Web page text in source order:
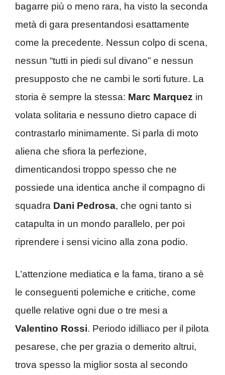
bagarre più o meno rara, ha visto la seconda
metà di gara presentandosi esattamente
come la precedente. Nessun colpo di scena,
nessun “tutti in piedi sul divano” e nessun
presupposto che ne cambi le sorti future. La
storia è sempre la stessa: Marc Marquez in
volata solitaria e nessuno dietro capace di
contrastarlo minimamente. Si parla di moto
aliena che sfiora la perfezione,
dimenticandosi troppo spesso che ne
possiede una identica anche il compagno di
squadra Dani Pedrosa, che ogni tanto si
catapulta in un mondo parallelo, per poi
riprendere i sensi vicino alla zona podio.
L’attenzione mediatica e la fama, tirano a sè
le conseguenti polemiche e critiche, come
quelle relative ogni due o tre mesi a
Valentino Rossi. Periodo idilliaco per il pilota
pesarese, che per grazia o demerito altrui,
trova spesso la miglior sosta al secondo